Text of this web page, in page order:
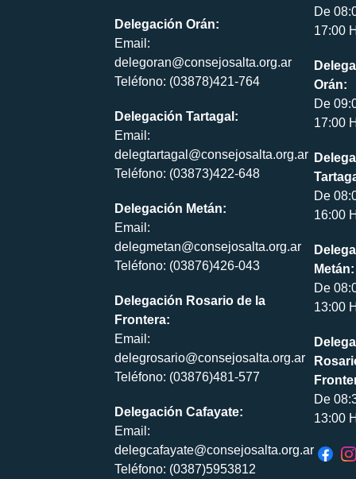
Delegación Orán:
Email:
delegoran@consejosalta.org.ar
Teléfono: (03878)421-764
Delegación Tartagal:
Email:
delegtartagal@consejosalta.org.ar
Teléfono: (03873)422-648
Delegación Metán:
Email:
delegmetan@consejosalta.org.ar
Teléfono: (03876)426-043
Delegación Rosario de la
Frontera:
Email:
delegrosario@consejosalta.org.ar
Teléfono: (03876)481-577
Delegación Cafayate:
Email:
delegcafayate@consejosalta.org.ar
Teléfono: (0387)5953812
De
17:00
Orán:
De
17:00
De
16:00
Metán:
De
13:00
De
13:00